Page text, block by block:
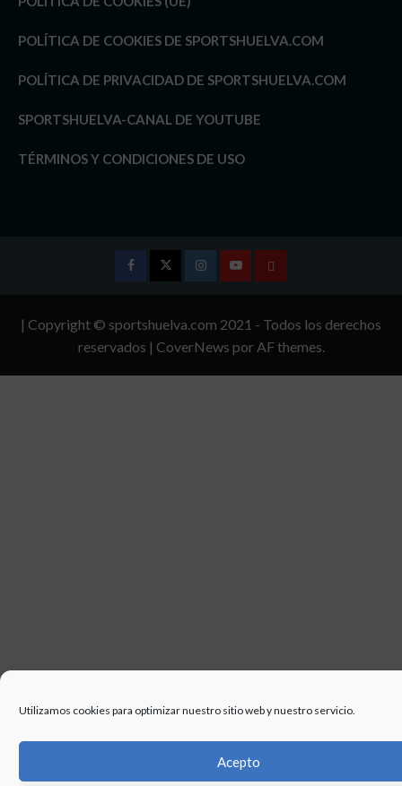
Utilizamos cookies para optimizar nuestro sitio web y nuestro servicio.
Acepto
POLÍTICA DE COOKIES DE SPORTSHUELVA.COM
POLÍTICA DE PRIVACIDAD DE SPORTSHUELVA.COM
SPORTSHUELVA-CANAL DE YOUTUBE
TÉRMINOS Y CONDICIONES DE USO
InstagramYoutubeTÉRMINOS
CONDICIONES
| Copyright © sportshuelva.com 2021 - Todos los derechos
reservados | CoverNews por AF themes.